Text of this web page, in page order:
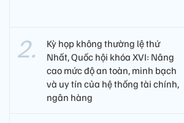
Kỳ họp không thường lệ thứ
Nhất, Quốc hội khóa XVI: Nâng
cao mức độ an toàn, minh bạch
và uy tín của hệ thống tài chính,
ngân hàng